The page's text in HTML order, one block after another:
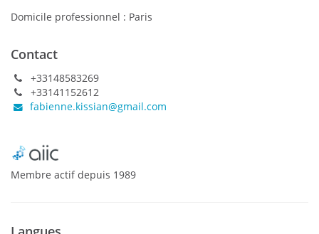
Domicile professionnel : Paris
Contact
+33148583269
+33141152612
fabienne.kissian@gmail.com
Membre actifdepuis 1989